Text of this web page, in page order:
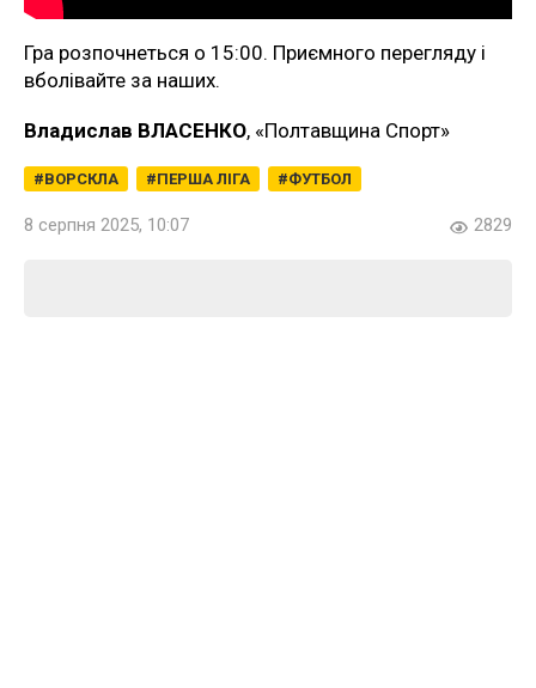
Гра розпочнеться о 15:00. Приємного перегляду і
вболівайте за наших.
Владислав ВЛАСЕНКО, «Полтавщина Спорт»
ВОРСКЛА ПЕРША ЛІГА ФУТБОЛ
8 серпня 2025, 10:07 2829